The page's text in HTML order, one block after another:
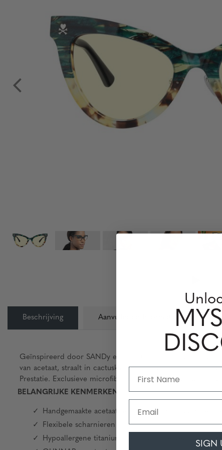
Beschrijving Aanvullende Informatie
Geïnspireerd door SANDy en haar Cactus Friends,
van acetaat, straalt in cactuskleuren van groen, bruin en
Prestatie. Exclusieve microfiber reinigingsdoek, pouch en
BELANGRIJKE KENMERKEN
Handgemaakte acetaat- en metalen
Flexibele scharnieren
Hypoallergene titanium neuspads, lasergegraveerd
SIGN